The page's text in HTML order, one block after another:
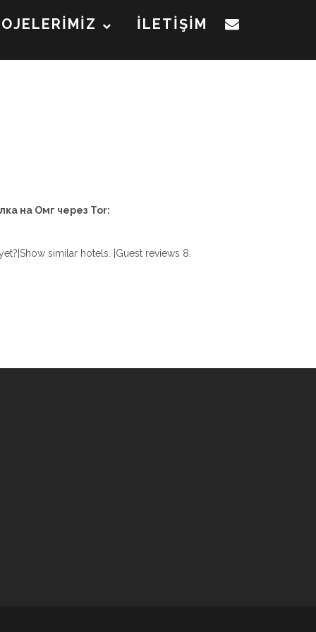
İLETİŞİM
на Омг через Tor:
similar hotels. |Guest reviews 8.